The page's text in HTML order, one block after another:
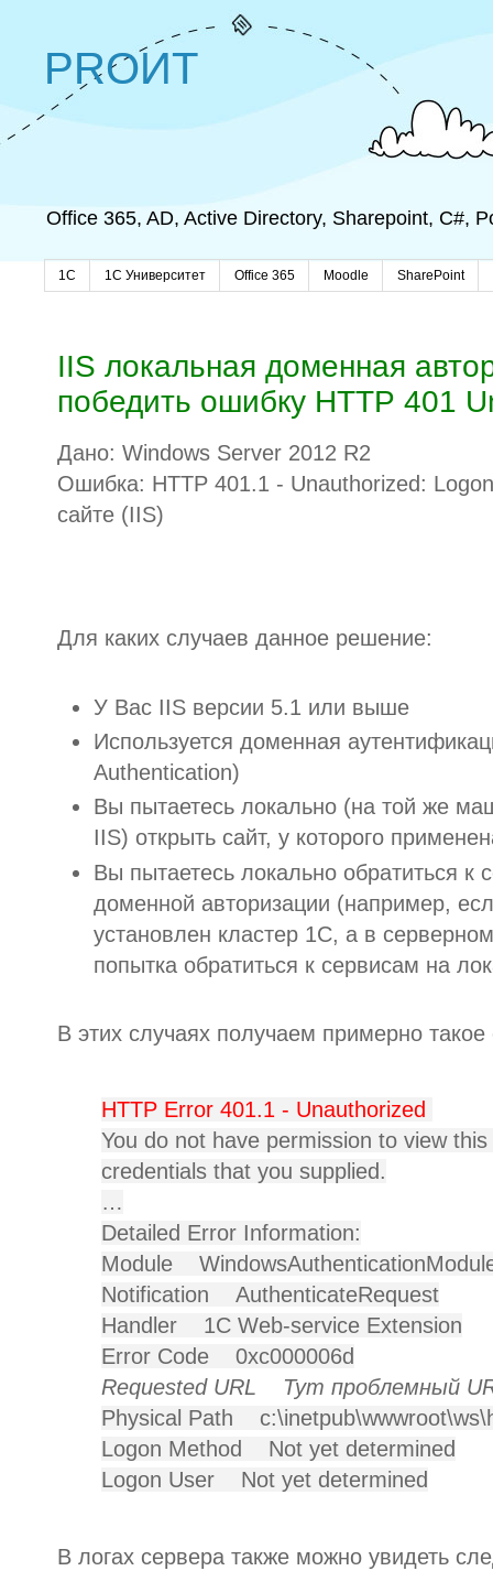
PROИТ
Office 365, AD, Active Directory, Sharepoint, C#,
1C 1С Университет Office 365 Moodle SharePoint
IIS локальная доменная
победить ошибку HTTP 401
Дано: Windows Server 2012 R2
Ошибка: HTTP 401.1 - Unauthorized:
сайте (IIS)
Для каких случаев данное решение:
У Вас IIS версии 5.1 или выше
Используется доменная
Authentication)
Вы пытаетесь локально (на той же
IIS) открыть сайт, у которого
Вы пытаетесь локально обратиться к
доменной авторизации (например,
установлен кластер 1С, а в
попытка обратиться к сервисам на
В этих случаях получаем примерно
HTTP Error 401.1 - Unauthorized
You do not have permission to view
credentials that you supplied.
…
Detailed Error Information:
Module
Notification
AuthenticateRequest
Handler
1C Web-service Extension
Error Code
0xc000006d
Requested URL
Тут проблемный
Physical Path
Logon Method
Not yet determined
Logon User
Not yet determined
В логах сервера также можно увидеть